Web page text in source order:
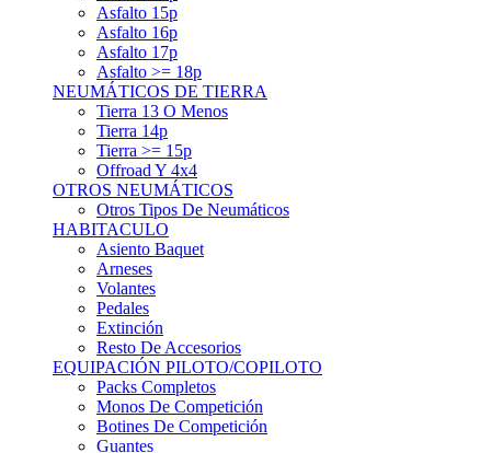
Asfalto 15p
Asfalto 16p
Asfalto 17p
Asfalto >= 18p
NEUMÁTICOS DE TIERRA
Tierra 13 O Menos
Tierra 14p
Tierra >= 15p
Offroad Y 4x4
OTROS NEUMÁTICOS
Otros Tipos De Neumáticos
HABITACULO
Asiento Baquet
Arneses
Volantes
Pedales
Extinción
Resto De Accesorios
EQUIPACIÓN PILOTO/COPILOTO
Packs Completos
Monos De Competición
Botines De Competición
Guantes